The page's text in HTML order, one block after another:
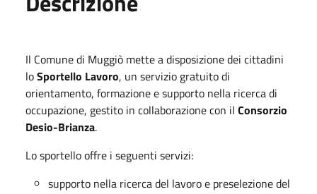
Il Comune di Muggiò mette a disposizione dei cittadini
loSportello Lavoro, un servizio gratuito di
orientamento, formazione e supporto nella ricerca di
occupazione, gestito in collaborazione con il Consorzio
Desio-Brianza.
Lo sportello offre i seguenti servizi:
supporto nella ricerca del lavoro e preselezione del